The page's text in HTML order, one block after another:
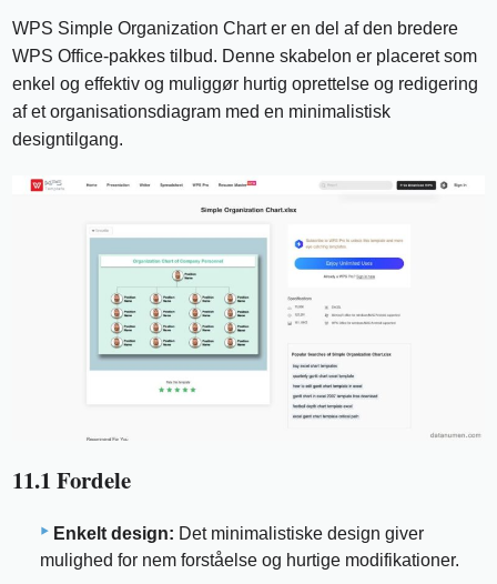
WPS Simple Organization Chart er en del af den bredere
WPS Office-pakkes tilbud. Denne skabelon er placeret som
enkel og effektiv og muliggør hurtig oprettelse og redigering
af et organisationsdiagram med en minimalistisk
designtilgang.
11.1 Fordele
Enkelt design: Det minimalistiske design giver
mulighed for nem forståelse og hurtige modifikationer.